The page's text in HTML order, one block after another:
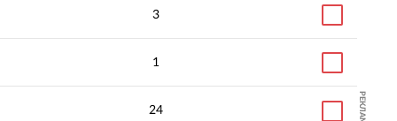
3
1
24 РЕКЛАМА